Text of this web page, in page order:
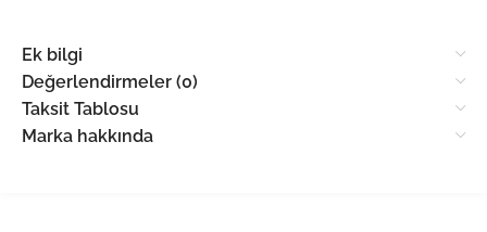
Ek bilgi
Değerlendirmeler (0)
Taksit Tablosu
Marka hakkında